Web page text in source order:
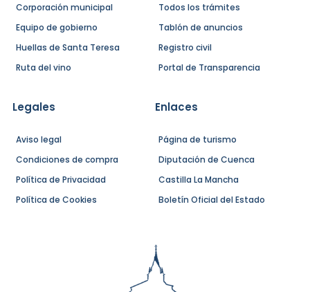
Corporación municipal
Equipo de gobierno
Huellas de Santa Teresa
Ruta del vino
Todos los trámites
Tablón de anuncios
Registro civil
Portal de Transparencia
Legales
Aviso legal
Condiciones de compra
Política de Privacidad
Política de Cookies
Enlaces
Página de turismo
Diputación de Cuenca
Castilla La Mancha
Boletín Oficial del Estado